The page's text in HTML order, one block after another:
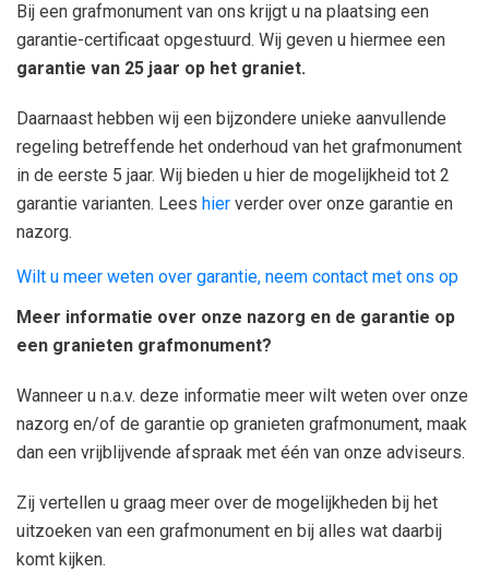
Bij een grafmonument van ons krijgt u na plaatsing een
garantie-certificaat opgestuurd. Wij geven u hiermee een
garantie van 25 jaar op het graniet.
Daarnaast hebben wij een bijzondere unieke aanvullende
regeling betreffende het onderhoud van het grafmonument
in de eerste 5 jaar. Wij bieden u hier de mogelijkheid tot 2
garantie varianten. Lees hier verder over onze garantie en
nazorg.
Wilt u meer weten over garantie, neem contact met ons op
Meer informatie over onze nazorg en de garantie op
een granieten grafmonument?
Wanneer u n.a.v. deze informatie meer wilt weten over onze
nazorg en/of de garantie op granieten grafmonument, maak
dan een vrijblijvende afspraak met één van onze adviseurs.
Zij vertellen u graag meer over de mogelijkheden bij het
uitzoeken van een grafmonument en bij alles wat daarbij
komt kijken.